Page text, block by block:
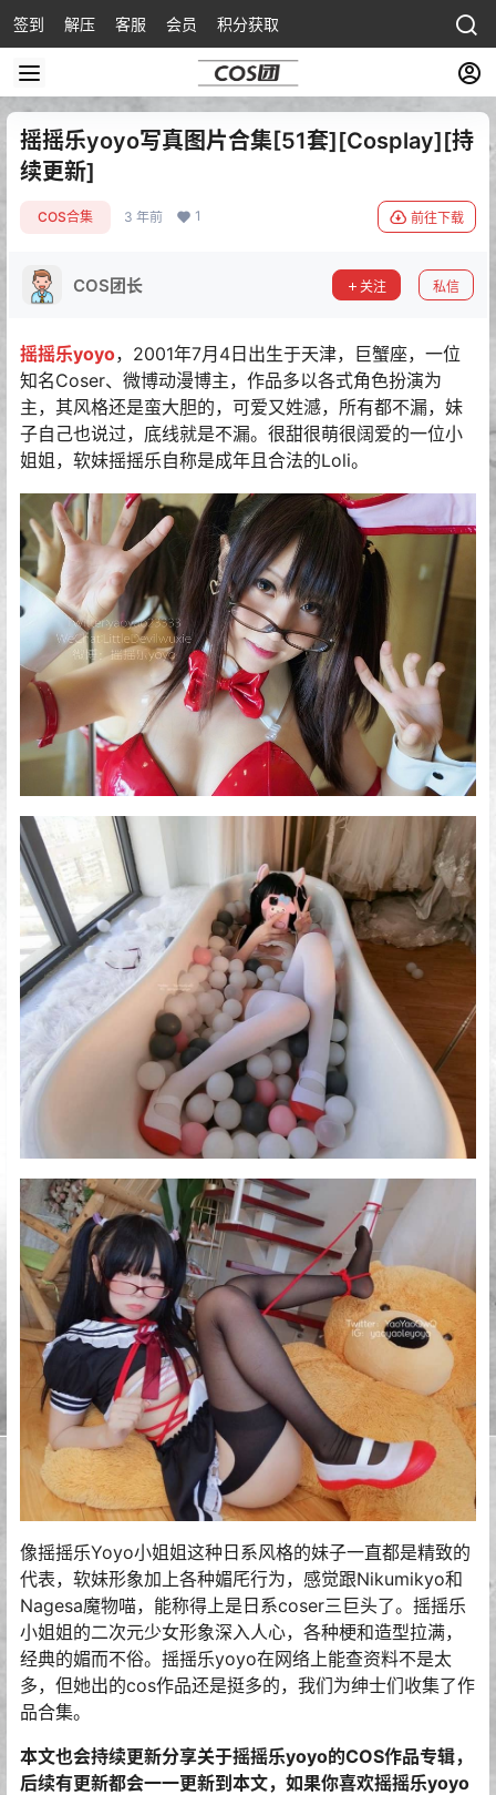
签到 解压 客服 会员 积分获取
摇摇乐yoyo写真图片合集[51套][Cosplay][持
续更新]
COS合集 3 年前 1 前往下载
COS团长 关注 私信
摇摇乐yoyo，2001年7月4日出生于天津，巨蟹座，一位
知名Coser、微博动漫博主，作品多以各式角色扮演为
主，其风格还是蛮大胆的，可爱又姓澸，所有都不漏，妹
子自己也说过，底线就是不漏。很甜很萌很阔爱的一位小
姐姐，软妹摇摇乐自称是成年且合法的Loli。
像摇摇乐Yoyo小姐姐这种日系风格的妹子一直都是精致的
代表，软妹形象加上各种媚厇行为，感觉跟Nikumikyo和
Nagesa魔物喵，能称得上是日系coser三巨头了。摇摇乐
小姐姐的二次元少女形象深入人心，各种梗和造型拉满，
经典的媚而不俗。摇摇乐yoyo在网络上能查资料不是太
多，但她出的cos作品还是挺多的，我们为绅士们收集了作
品合集。
本文也会持续更新分享关于摇摇乐yoyo的COS作品专辑，
后续有更新都会一一更新到本文，如果你喜欢摇摇乐yoyo